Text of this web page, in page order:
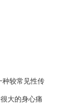
种较常见性传
大的身心痛